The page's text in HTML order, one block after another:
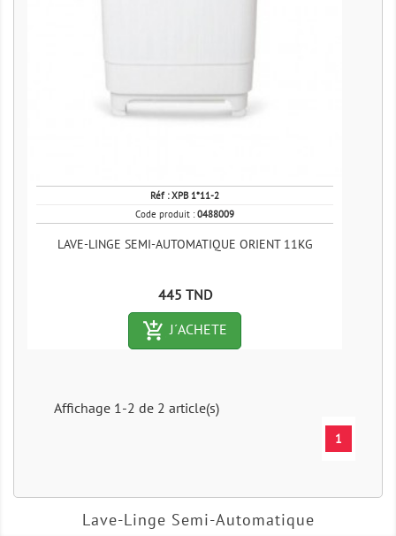
Réf :XPB 1*11-2
Code produit :0488009
LAVE-LINGE SEMI-AUTOMATIQUE ORIENT 11KG
Prix
445 TND
add_shopping_cart-outlined
J´ACHETE
Affichage 1-2 de 2 article(s)
1
Lave-Linge Semi-Automatique